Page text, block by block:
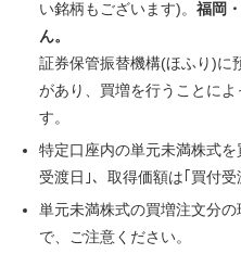
い銘柄もございます)。 福岡
ん。
証券保管振替機構(ほふり)に
があり、買増を行うことに
す。
特定口座内の単元未満株式
受渡日｣、取得価額は｢買付受
単元未満株式の買増注文分
で、ご注意ください。